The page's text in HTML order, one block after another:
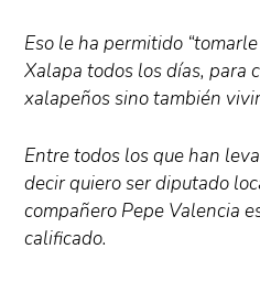
Eso le ha permitido
Xalapa todos los días, para
xalapeños sino también
Entre todos los que han
decir quiero ser diputado
compañero Pepe Valencia
calificado.